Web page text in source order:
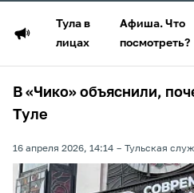
Тула в
лицах
Афиша. Что
посмотреть?
В «Чико» объяснили,
Туле
16 апреля 2026, 14:14 Тульская